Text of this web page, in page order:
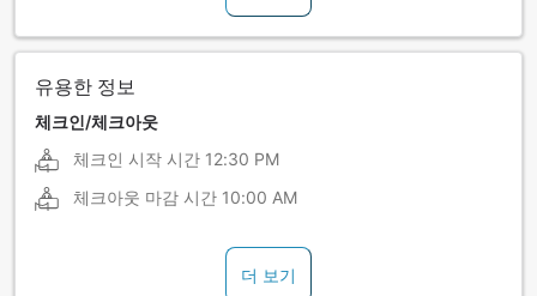
유용한 정보
체크인/체크아웃
체크인 시작 시간 12:30 PM
체크아웃 마감 시간 10:00 AM
더 보기